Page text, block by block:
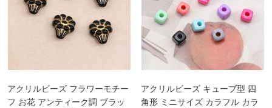
アクリルビーズ フラワーモチー
フ お花 アンティーク調 ブラッ
アクリルビーズ キューブ型 四
角形 ミニサイズ カラフル カラ